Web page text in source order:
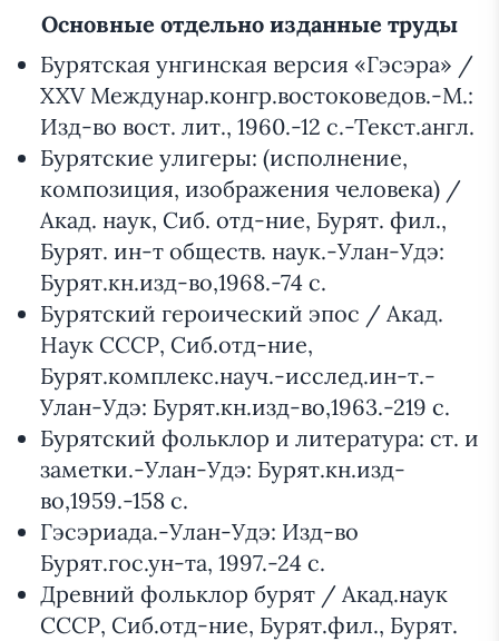
Основные отдельно изданные труды
Бурятская унгинская версия «Гэсэра» /
XXV Междунар.конгр.востоковедов.-М.:
Изд-во вост. лит., 1960.-12 с.-Текст.англ.
Бурятские улигеры: (исполнение,
композиция, изображения человека) /
Акад. наук, Сиб. отд-ние, Бурят. фил.,
Бурят. ин-т обществ. наук.-Улан-Удэ:
Бурят.кн.изд-во,1968.-74 с.
Бурятский героический эпос / Акад.
Наук СССР, Сиб.отд-ние,
Бурят.комплекс.науч.-исслед.ин-т.-
Улан-Удэ: Бурят.кн.изд-во,1963.-219 с.
Бурятский фольклор и литература: ст. и
заметки.-Улан-Удэ: Бурят.кн.изд-
во,1959.-158 с.
Гэсэриада.-Улан-Удэ: Изд-во
Бурят.гос.ун-та, 1997.-24 с.
Древний фольклор бурят / Акад.наук
СССР, Сиб.отд-ние, Бурят.фил., Бурят.